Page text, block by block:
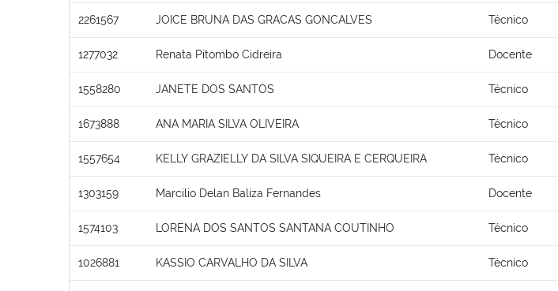
2261567 JOICE BRUNA DAS GRACAS GONCALVES Técnico
1277032 Renata Pitombo Cidreira Docente
1558280 JANETE DOS SANTOS Técnico
1673888 ANA MARIA SILVA OLIVEIRA Técnico
1557654 KELLY GRAZIELLY DA SILVA SIQUEIRA E CERQUEIRA Técnico
1303159 Marcilio Delan Baliza Fernandes Docente
1574103 LORENA DOS SANTOS SANTANA COUTINHO Técnico
1026881 KASSIO CARVALHO DA SILVA Técnico